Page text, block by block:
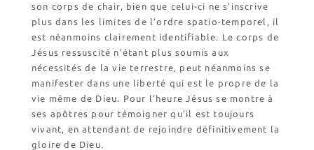
son corps de chair, bien que celui-ci ne s’inscrive
plus dans les limites de l’ordre spatio-temporel, il
est néanmoins clairement identifiable. Le corps de
Jésus ressuscité n’étant plus soumis aux
nécessités de la vie terrestre, peut néanmoins se
manifester dans une liberté qui est le propre de la
vie même de Dieu. Pour l’heure Jésus se montre à
ses apôtres pour témoigner qu’il est toujours
vivant, en attendant de rejoindre définitivement la
gloire de Dieu.